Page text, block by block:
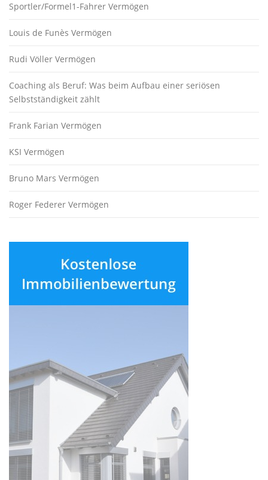
Sportler/Formel1-Fahrer Vermögen
Louis de Funès Vermögen
Rudi Völler Vermögen
Coaching als Beruf: Was beim Aufbau einer seriösen
Selbstständigkeit zählt
Frank Farian Vermögen
KSI Vermögen
Bruno Mars Vermögen
Roger Federer Vermögen